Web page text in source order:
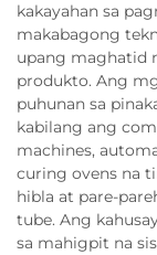
kakayahan sa
makabagong
upang maghatid
produkto. Ang
puhunan sa
kabilang ang
machines,
curing ovens na
hibla at pare-
tube. Ang
sa mahigpit na